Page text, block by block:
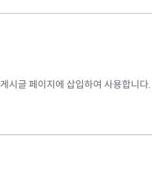
시글 페이지에 삽입하여 사용합니다.